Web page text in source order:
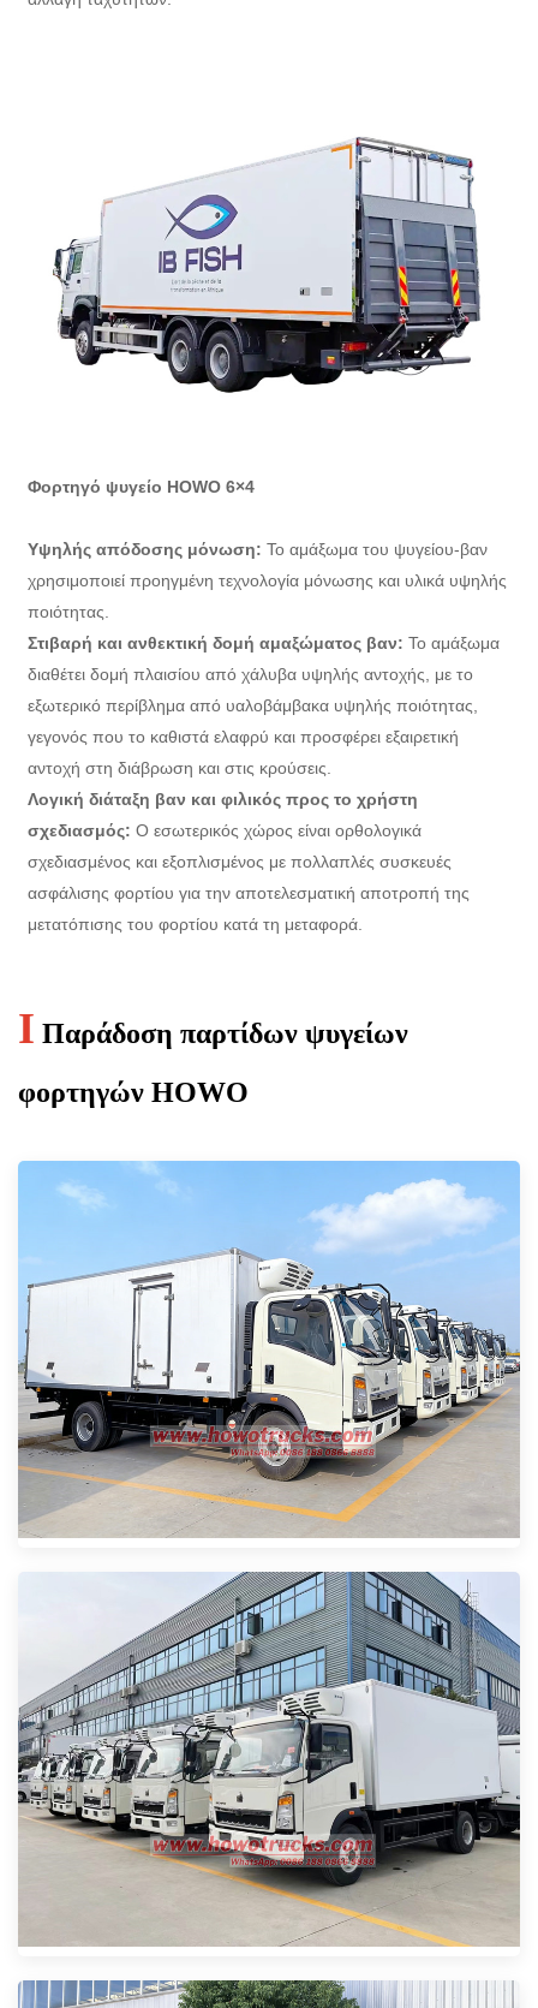
Φορτηγό ψυγείο HOWO 6×4
Υψηλής απόδοσης μόνωση: Το αμάξωμα του ψυγείου-βαν
χρησιμοποιεί προηγμένη τεχνολογία μόνωσης και υλικά υψηλής
ποιότητας.
Στιβαρή και ανθεκτική δομή αμαξώματος βαν: Το αμάξωμα
διαθέτει δομή πλαισίου από χάλυβα υψηλής αντοχής, με το
εξωτερικό περίβλημα από υαλοβάμβακα υψηλής ποιότητας,
γεγονός που το καθιστά ελαφρύ και προσφέρει εξαιρετική
αντοχή στη διάβρωση και στις κρούσεις.
Λογική διάταξη βαν και φιλικός προς το χρήστη
σχεδιασμός: Ο εσωτερικός χώρος είναι ορθολογικά
σχεδιασμένος και εξοπλισμένος με πολλαπλές συσκευές
ασφάλισης φορτίου για την αποτελεσματική αποτροπή της
μετατόπισης του φορτίου κατά τη μεταφορά.
I Παράδοση παρτίδων ψυγείων
φορτηγών HOWO